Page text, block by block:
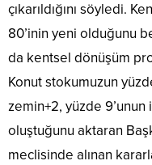
çıkarıldığını söyledi.
80’inin yeni olduğunu
da kentsel dönüşüm
Konut stokumuzun
zemin+2, yüzde 9’unun
oluştuğunu aktaran
meclisinde alınan